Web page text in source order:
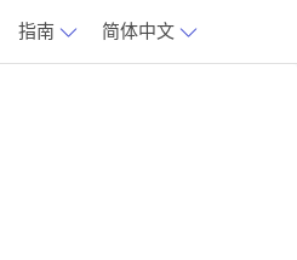
指南 简体中文